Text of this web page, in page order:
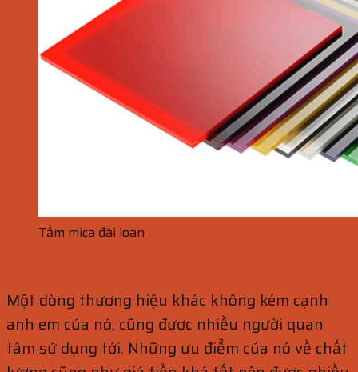
Tấm mica đài loan
Một dòng thương hiệu khác không kém cạnh
anh em của nó, cũng được nhiều người quan
tâm sử dụng tới. Những ưu điểm của nó về chất